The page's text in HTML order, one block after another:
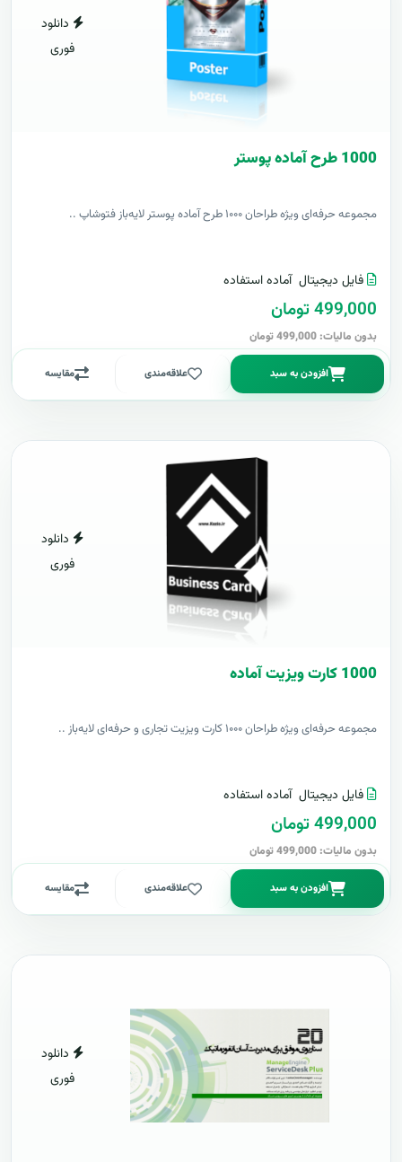
دانلود
فوری
1000 طرح آماده پوستر
مجموعه حرفه‌ای ویژه طراحان ۱۰۰۰ طرح آماده پوستر لایه‌باز فتوشاپ ..
فایل دیجیتال آماده استفاده
499,000 تومان
بدون مالیات: 499,000 تومان
افزودن به سبد علاقه‌مندی مقایسه
دانلود
فوری
1000 کارت ويزيت آماده
مجموعه حرفه‌ای ویژه طراحان ۱۰۰۰ کارت ویزیت تجاری و حرفه‌ای لایه‌باز ..
فایل دیجیتال آماده استفاده
499,000 تومان
بدون مالیات: 499,000 تومان
افزودن به سبد علاقه‌مندی مقایسه
دانلود
فوری